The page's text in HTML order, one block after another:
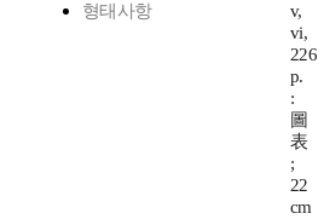
형태사항
v,
vi,
226
p.
:
圖
表
;
22
cm